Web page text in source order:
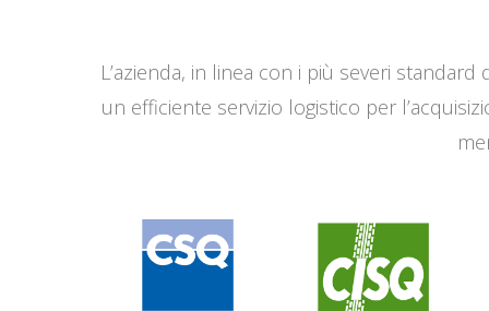
L’azienda, in linea con i più severi
un efficiente servizio logistico per